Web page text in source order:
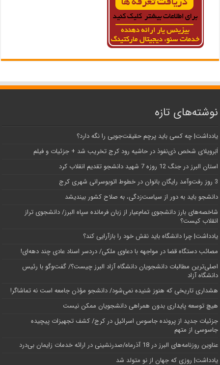
نوشته‌های تازه
یادداشت| ‌چه کسی باید پرچم حقیقت‌جویی را نگه دارد؟
اَبَر‌ویلای شخص ذی‌نفوذ در حاشیه‌ رود کرج تخریب شد + جزئیات و فیلم
استان البرز در جنگ 12 روزه 7 شهید دانشجو تقدیم انقلاب کرد
3 روز رفت‌وآمد رایگان بانوان در خطوط اتوبوسرانی شهری کرج
دانشجو باید به دور از سیاست‌زدگی، به صلاح کشور بیندیشد
شاخصه‌های بارز دانشجوی تمام‌عیار از زبان فرمانده سپاه البرز/ دانشجوی تراز
انقلاب کیست؟
یادداشت| چرا دانشگاه باید نقش خود را بازآرایی کند؟
مصائب دستگاه قضا در مواجهه با دعاوی ملکی/ دردسر اسناد عادی چند‌ دهه‌ای!
اصلی‌ترین مطالبات دانشجویان دانشگاه آزاد البرز چیست؟/ گفت‌وگو با رئیس
دانشگاه آز‌اد
هشداری تاریخی که هنوز شنیده نمی‌شود/ دانشجو مؤذن جامعه است نه تماشاگر!
هیچ توسعه پایداری بدون همراهی دانشجویان ممکن نیست
جزئیات جدید از پرونده جاسوس اسرائیل در کرج/‌ کشف تجهیزات پیچیده
جاسوسی از متهم
عناوین روزنامه‌های البرز در ‌18 آذرماه/صدرنشینی در ارائه خدمات زایمان بی‌درد
یادداشت| روزی که جهان از نو متولد شد